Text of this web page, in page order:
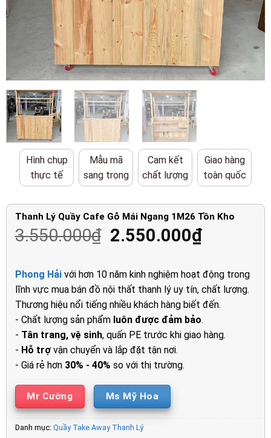
Hình chụp
thực tế
Mẫu mã
sang trọng
Cam kết
chất lượng
Giao hàng
toàn quốc
Thanh Lý Quầy Cafe Gỗ Mái Ngang 1M26 Tồn Kho
3.550.000₫ Giá
là:
3.550.000₫.
2.550.000₫Giá
tại
là:
Phong Hảivới hơn 10 năm kinh nghiệm hoạt động trong
lĩnh vực mua bán đồ nội thất thanh lý uy tín, chất lượng.
Thương hiệu nổi tiếng nhiều khách hàng biết đến.
- Chất lượng sản phẩm luôn được đảm bảo.
- Tân trang, vệ sinh, quấn PE trước khi giao hàng.
- Hỗ trợvận chuyển và lắp đặt tận nơi.
- Giá rẻ hơn 30% - 40% so với thị trường.
Mr Cường Ms Mỹ Hoa
Danh mục: Quầy Take Away Thanh Lý